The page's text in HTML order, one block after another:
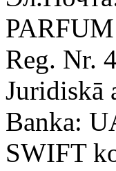
Reg. Nr.
Juridiskā
Banka:
SWIFT